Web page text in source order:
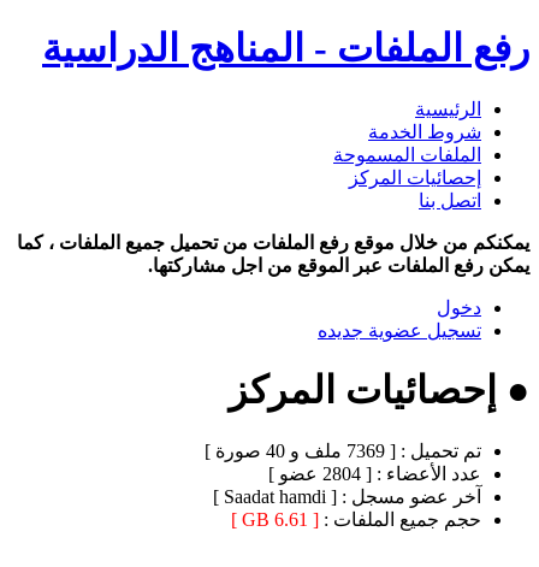
رفع الملفات - المناهج الدراسية
الرئيسية
شروط الخدمة
الملفات المسموحة
إحصائيات المركز
اتصل بنا
يمكنكم من خلال موقع رفع الملفات من تحميل جميع الملفات ، كما
يمكن رفع الملفات عبر الموقع من اجل مشاركتها.
دخول
تسجيل عضوية جديده
● إحصائيات المركز
تم تحميل : [ 7369 ملف و 40 صورة ]
عدد الأعضاء : [ 2804 عضو ]
آخر عضو مسجل : [ Saadat hamdi ]
حجم جميع الملفات : [ 6.61 GB ]